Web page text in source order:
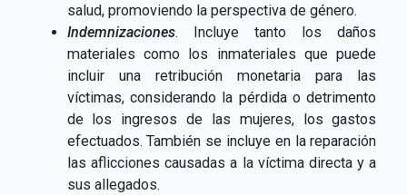
salud, promoviendo la perspectiva de género.
Indemnizaciones. Incluye tanto los daños
materiales como los inmateriales que puede
incluir una retribución monetaria para las
víctimas, considerando la pérdida o detrimento
de los ingresos de las mujeres, los gastos
efectuados. También se incluye en la reparación
las aflicciones causadas a la víctima directa y a
sus allegados.